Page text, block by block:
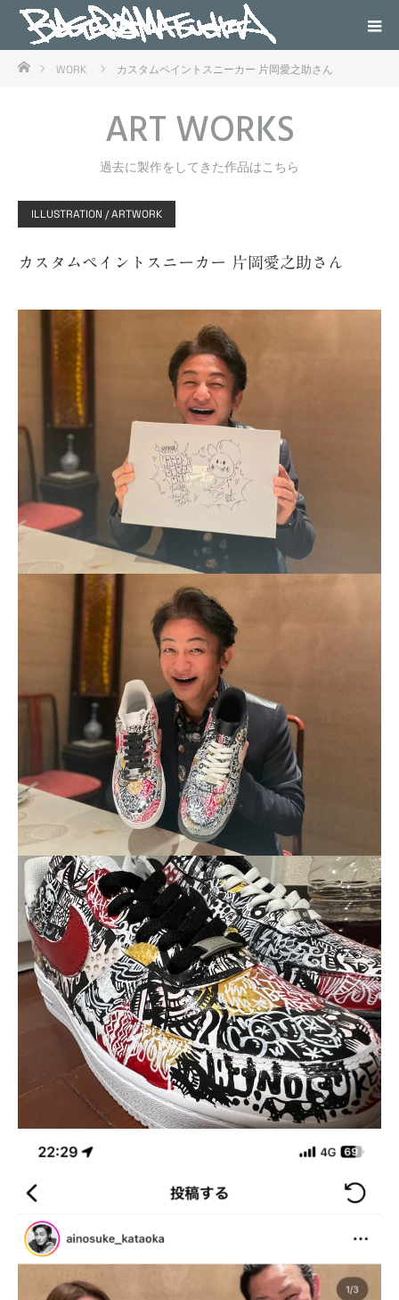
ホームWORK カスタムペイントスニーカー 片岡愛之助さん
ART WORKS
過去に製作をしてきた作品はこちら
ILLUSTRATION / ARTWORK
カスタムペイントスニーカー 片岡愛之助さん